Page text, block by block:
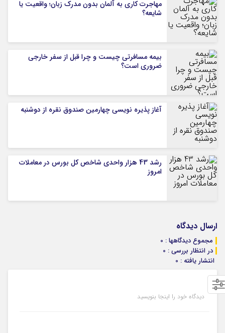
مهاجرت کاری به آلمان بدون مدرک زبان؛ واقعیت یا
شایعه؟
بیمه مسافرتی چیست و چرا قبل از سفر خارجی
ضروری است؟
آغاز پذیره نویسی چهارمین صندوق نقره از دوشنبه
رشد 43 هزار واحدی شاخص کل بورس در معاملات
امروز
ارسال دیدگاه
مجموع دیدگاهها : 0
در انتظار بررسی : 0
انتشار یافته : 0
دیدگاه خود را اینجا بنویسید